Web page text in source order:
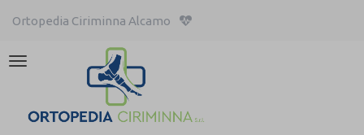
Ortopedia Ciriminna Alcamo
Attiva/disattiva